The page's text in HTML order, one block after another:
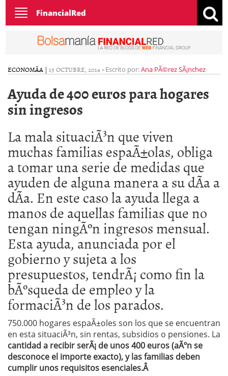
Toggle
navigation
FinancialRed
ECONOMÃ­A | 15 OCTUBRE, 2014- Escrito por:Ana PÃ©rez SÃ¡nchez
Ayuda de 400 euros para hogares
sin ingresos
La mala situaciÃ³n que viven
muchas familias espaÃ±olas, obliga
a tomar una serie de medidas que
ayuden de alguna manera a su dÃ­a a
dÃ­a. En este caso la ayuda llega a
manos de aquellas familias que no
tengan ningÃºn ingresos mensual.
Esta ayuda, anunciada por el
gobierno y sujeta a los
presupuestos, tendrÃ¡ como fin la
bÃºsqueda de empleo y la
formaciÃ³n de los parados.
750.000 hogares espaÃ±oles son los que se encuentran
en esta situaciÃ³n, sin rentas, subsidios o pensiones. La
cantidad a recibir serÃ¡ de unos 400 euros (aÃºn se
desconoce el importe exacto), y las familias deben
cumplir unos requisitos esenciales.Â